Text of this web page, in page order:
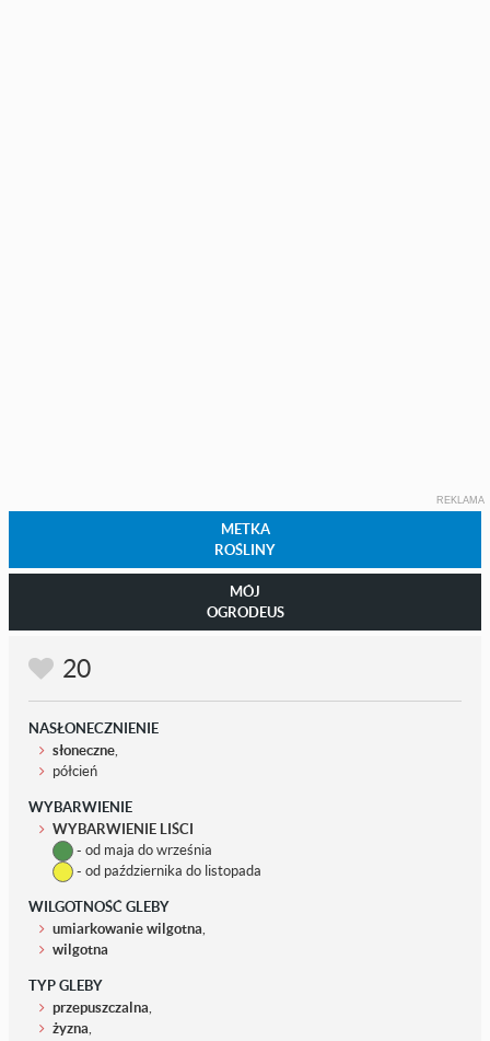
REKLAMA
METKA
ROŚLINY
MÓJ
OGRODEUS
20
NASŁONECZNIENIE
słoneczne,
półcień
WYBARWIENIE
WYBARWIENIE LIŚCI
- od maja do września
- od października do listopada
WILGOTNOŚĆ GLEBY
umiarkowanie wilgotna,
wilgotna
TYP GLEBY
przepuszczalna,
żyzna,